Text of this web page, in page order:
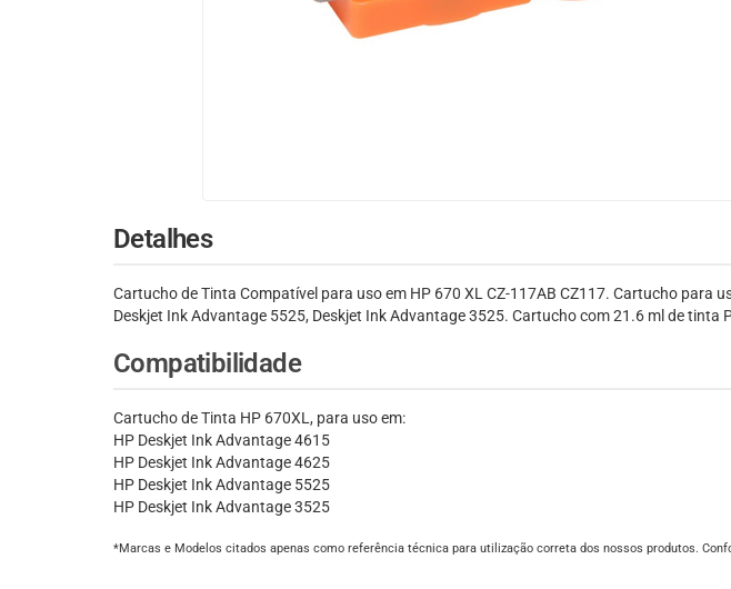
Detalhes
Cartucho de Tinta Compatível para uso em HP 670 XL CZ-117AB CZ117. Cartucho para
Deskjet Ink Advantage 5525, Deskjet Ink Advantage 3525. Cartucho com 21.6 ml de
Compatibilidade
Cartucho de Tinta HP 670XL, para uso em:
HP Deskjet Ink Advantage 4615
HP Deskjet Ink Advantage 4625
HP Deskjet Ink Advantage 5525
HP Deskjet Ink Advantage 3525
*Marcas e Modelos citados apenas como referência técnica para utilização correta dos nossos produtos.